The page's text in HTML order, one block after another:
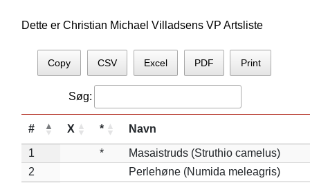
Dette er Christian Michael Villadsens VP Artsliste
Copy CSV Excel PDF Print
Søg:
# X * Navn
1 *
Masaistruds (Struthio camelus)
2
Perlehøne (Numida meleagris)